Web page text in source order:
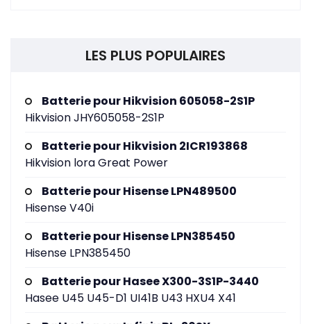
LES PLUS POPULAIRES
Batterie pour Hikvision 605058-2S1P
Hikvision JHY605058-2S1P
Batterie pour Hikvision 2ICR193868
Hikvision lora Great Power
Batterie pour Hisense LPN489500
Hisense V40i
Batterie pour Hisense LPN385450
Hisense LPN385450
Batterie pour Hasee X300-3S1P-3440
Hasee U45 U45-D1 UI41B U43 HXU4 X41